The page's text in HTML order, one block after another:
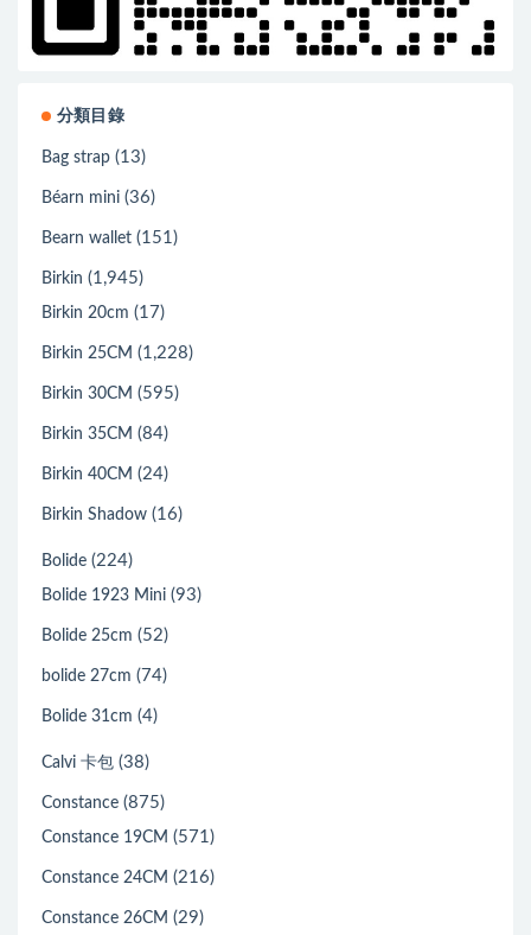
分類目錄
Bag strap (13)
Béarn mini (36)
Bearn wallet (151)
Birkin (1,945)
Birkin 20cm (17)
Birkin 25CM (1,228)
Birkin 30CM (595)
Birkin 35CM (84)
Birkin 40CM (24)
Birkin Shadow (16)
Bolide (224)
Bolide 1923 Mini (93)
Bolide 25cm (52)
bolide 27cm (74)
Bolide 31cm (4)
Calvi 卡包 (38)
Constance (875)
Constance 19CM (571)
Constance 24CM (216)
Constance 26CM (29)